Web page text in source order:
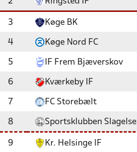
3 Køge BK
4 Køge Nord FC
5 IF Frem Bjæverskov
6 Kværkeby IF
7 FC Storebælt
8 Sportsklubben Slagelse
9 Kr. Helsinge IF